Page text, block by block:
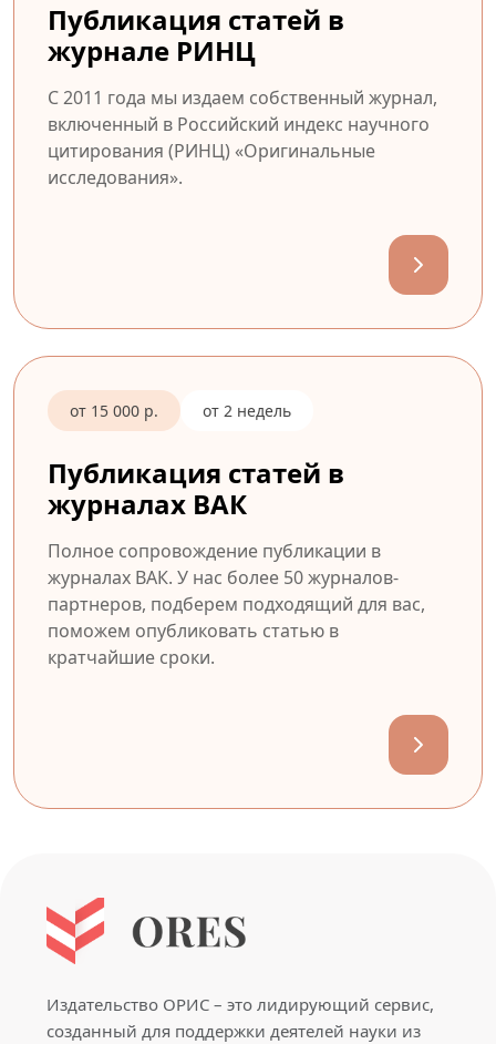
Публикация статей в
журнале РИНЦ
С 2011 года мы издаем собственный журнал,
включенный в Российский индекс научного
цитирования (РИНЦ) «Оригинальные
исследования».
от 15 000 р. от 2 недель
Публикация статей в
журналах ВАК
Полное сопровождение публикации в
журналах ВАК. У нас более 50 журналов-
партнеров, подберем подходящий для вас,
поможем опубликовать статью в
кратчайшие сроки.
Издательство ОРИС – это лидирующий сервис,
созданный для поддержки деятелей науки из